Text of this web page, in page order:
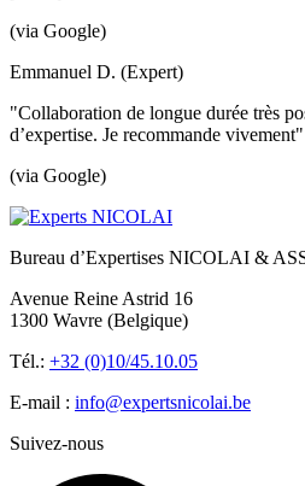
(via Google)
Emmanuel D. (Expert)
"Collaboration de longue durée très
d’expertise. Je recommande vivement"
(via Google)
Bureau d’Expertises NICOLAI &
Avenue Reine Astrid 16
1300 Wavre (Belgique)
Tél.: +32 (0)10/45.10.05
E-mail : info@expertsnicolai.be
Suivez-nous